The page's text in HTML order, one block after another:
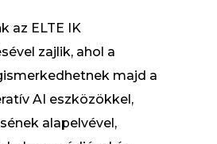
az ELTE IK
zajlik, ahol a
majd a
AI eszközökkel,
alapelvével,